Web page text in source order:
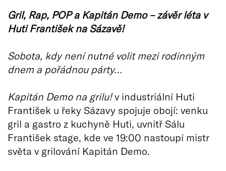
Gril, Rap, POP a Kapitán Demo – závěr léta v
Huti František na Sázavě!
Sobota, kdy není nutné volit mezi rodinným
dnem a pořádnou párty…
Kapitán Demo na grilu!v industriální Huti
František u řeky Sázavy spojuje obojí: venku
gril a gastro z kuchyně Huti, uvnitř Sálu
František stage, kde ve 19:00 nastoupí mistr
světa v grilování Kapitán Demo.